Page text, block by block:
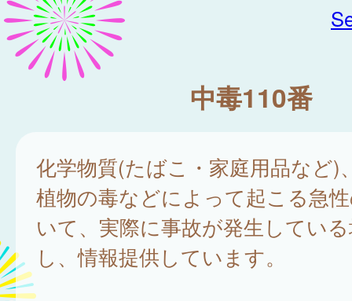
中毒110番
化学物質(たばこ・家庭用品など)
植物の毒などによって起こる急
いて、実際に事故が発生してい
し、情報提供しています。